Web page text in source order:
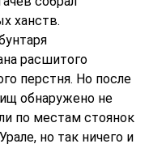
ханств.
расшитого
перстня. Но после
обнаружено не
по местам стоянок
но так ничего и